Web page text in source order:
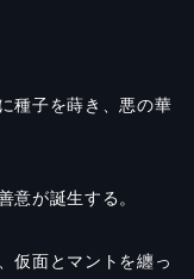
種子を蒔き、悪の華
意が誕生する。
仮面とマントを纏っ